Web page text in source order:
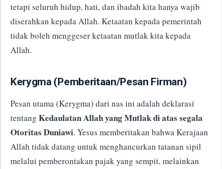
tetapi seluruh hidup, hati, dan ibadah kita hanya wajib
diserahkan kepada Allah. Ketaatan kepada pemerintah
tidak boleh menggeser ketaatan mutlak kita kepada
Allah.
​Kerygma (Pemberitaan/Pesan Firman)
​Pesan utama (Kerygma) dari nas ini adalah deklarasi
tentang Kedaulatan Allah yang Mutlak di atas segala
Otoritas Duniawi. Yesus memberitakan bahwa Kerajaan
Allah tidak datang untuk menghancurkan tatanan sipil
melalui pemberontakan pajak yang sempit, melainkan